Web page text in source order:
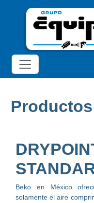
Productos
Beko en México
solamente el aire